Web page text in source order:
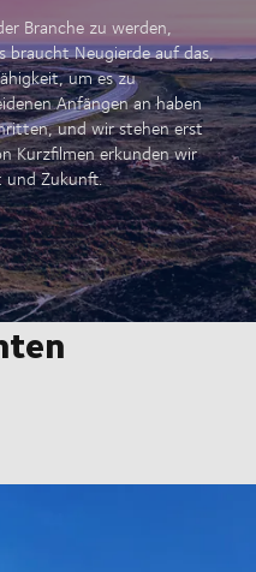
Branche zu werden,
braucht Neugierde auf das,
um es zu
Anfängen an haben
und wir stehen erst
Kurzfilmen erkunden wir
und Zukunft.